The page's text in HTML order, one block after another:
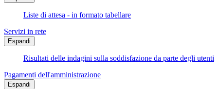
Liste di attesa - in formato tabellare
Servizi in rete
Espandi
Risultati delle indagini sulla soddisfazione da parte degli utenti
Pagamenti dell'amministrazione
Espandi